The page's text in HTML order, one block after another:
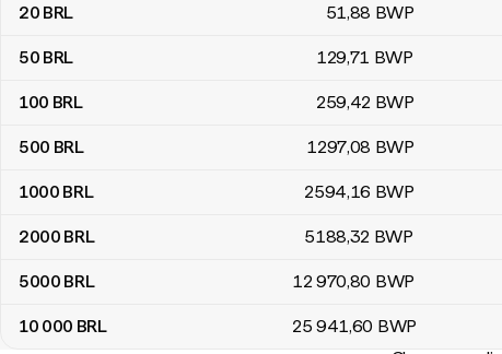
20 BRL 51,88 BWP
50 BRL 129,71 BWP
100 BRL 259,42 BWP
500 BRL 1297,08 BWP
1000 BRL 2594,16 BWP
2000 BRL 5188,32 BWP
5000 BRL 12 970,80 BWP
10 000 BRL 25 941,60 BWP